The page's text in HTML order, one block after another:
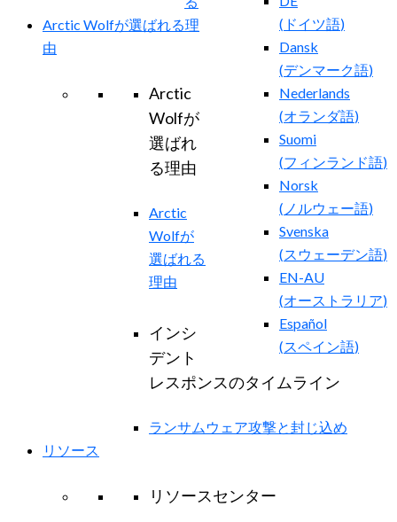
( ドイツ語)
Dansk
(デンマーク語)
Nederlands
(オランダ語)
Suomi
(フィンランド語)
Norsk
( ノルウェー語)
Svenska
(スウェーデン語)
EN-AU
(オーストラリア)
Español
(スペイン語)
Arctic Wolfが選ばれる理
由
Arctic
Wolfが
選ばれ
る理由
Arctic
Wolfが
選ばれる
理由
インシ
デント
レスポンスのタイムライン
ランサムウェア攻撃と封じ込め
リソース
リソースセンター